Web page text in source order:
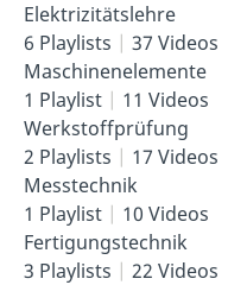
Elektrizitätslehre
6 Playlists
37 Videos
Maschinenelemente
1 Playlist
11 Videos
Werkstoffprüfung
2 Playlists
17 Videos
Messtechnik
1 Playlist
10 Videos
Fertigungstechnik
3 Playlists
22 Videos